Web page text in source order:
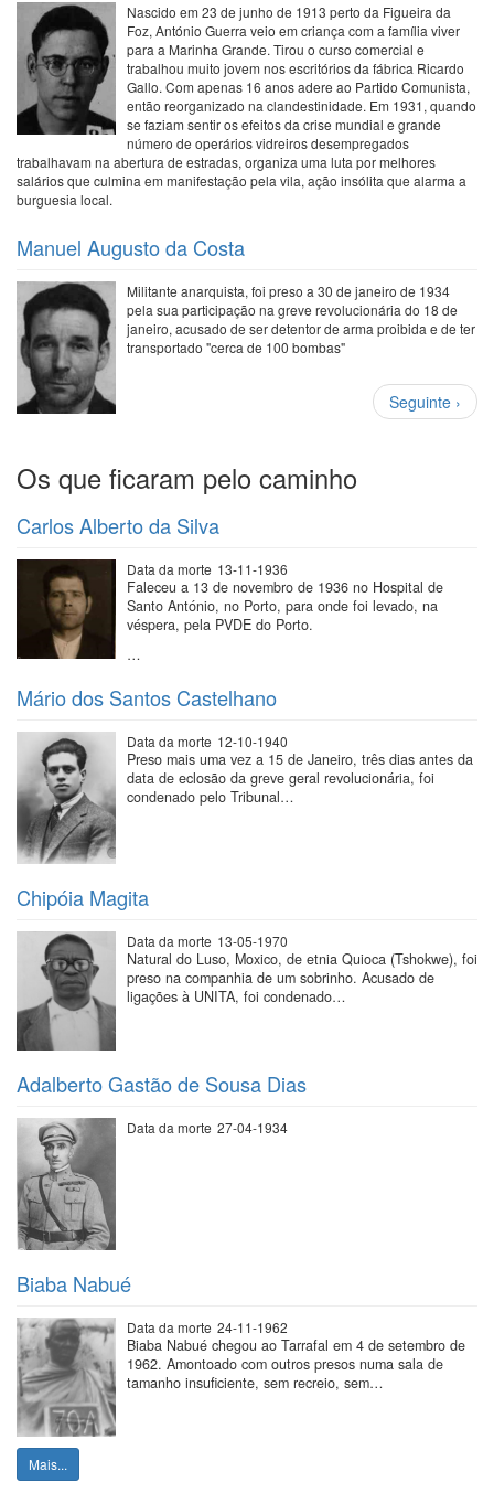
Nascido em 23 de junho de 1913 perto da Figueira da
Foz, António Guerra veio em criança com a família viver
para a Marinha Grande. Tirou o curso comercial e
trabalhou muito jovem nos escritórios da fábrica Ricardo
Gallo. Com apenas 16 anos adere ao Partido Comunista,
então reorganizado na clandestinidade. Em 1931, quando
se faziam sentir os efeitos da crise mundial e grande
número de operários vidreiros desempregados
trabalhavam na abertura de estradas, organiza uma luta por melhores
salários que culmina em manifestação pela vila, ação insólita que alarma a
burguesia local.
Manuel Augusto da Costa
Militante anarquista, foi preso a 30 de janeiro de 1934
pela sua participação na greve revolucionária do 18 de
janeiro, acusado de ser detentor de arma proibida e de ter
transportado "cerca de 100 bombas"
Paginação
Próxima
página
Seguinte ›
Os que ficaram pelo caminho
Carlos Alberto da Silva
Data da morte 13-11-1936
Faleceu a 13 de novembro de 1936 no Hospital de
Santo António, no Porto, para onde foi levado, na
véspera, pela PVDE do Porto.
…
Mário dos Santos Castelhano
Data da morte 12-10-1940
Preso mais uma vez a 15 de Janeiro, três dias antes da
data de eclosão da greve geral revolucionária, foi
condenado pelo Tribunal…
Chipóia Magita
Data da morte 13-05-1970
Natural do Luso, Moxico, de etnia Quioca (Tshokwe), foi
preso na companhia de um sobrinho. Acusado de
ligações à UNITA, foi condenado…
Adalberto Gastão de Sousa Dias
Data da morte 27-04-1934
Biaba Nabué
Data da morte 24-11-1962
Biaba Nabué chegou ao Tarrafal em 4 de setembro de
1962. Amontoado com outros presos numa sala de
tamanho insuficiente, sem recreio, sem…
Mais...